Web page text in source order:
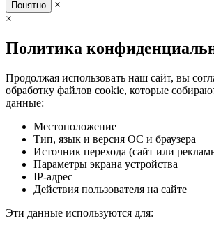
Понятно
×
×
Политика
Продолжая использовать наш сайт, вы
обработку файлов cookie, которые
данные:
Местоположение
Тип, язык и версия ОС и браузера
Источник перехода (сайт или
Параметры экрана устройства
IP-адрес
Действия пользователя на сайте
Эти данные используются для: